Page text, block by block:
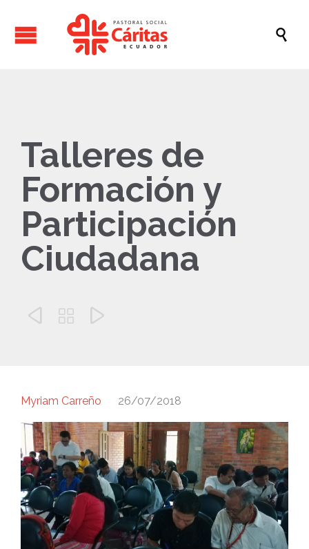

Talleres de
Formación y
Participación
Ciudadana
  
Myriam Carreño 26/07/2018